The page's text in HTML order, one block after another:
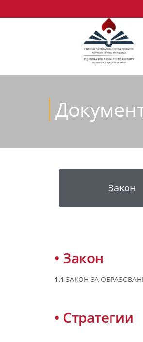
Закон
• Закон
1.1 ЗАКОН ЗА
• Стратегии